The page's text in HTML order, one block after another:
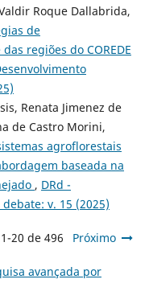
Roque Dallabrida,
de
regiões do COREDE
Renata Jimenez de
de Castro Morini,
agroflorestais
baseada na
, DRd -
v. 15 (2025)
20 de 496 Próximo
avançada por